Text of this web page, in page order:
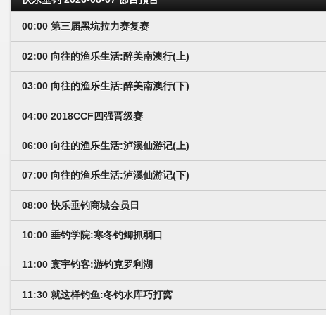
00:00 第三届黑坑拉力赛复赛
02:00 向往的渔乐生活:醉美南澳行(上)
03:00 向往的渔乐生活:醉美南澳行(下)
04:00 2018CCF四强晋级赛
06:00 向往的渔乐生活:泸溪仙游记(上)
07:00 向往的渔乐生活:泸溪仙游记(下)
08:00 快乐垂钓商城会员日
10:00 垂钓学院:寒冬钓鲫抓弱口
11:00 寰宇钓客:游钓克罗利湖
11:30 就这样钓鱼:冬钓水库巧打窝